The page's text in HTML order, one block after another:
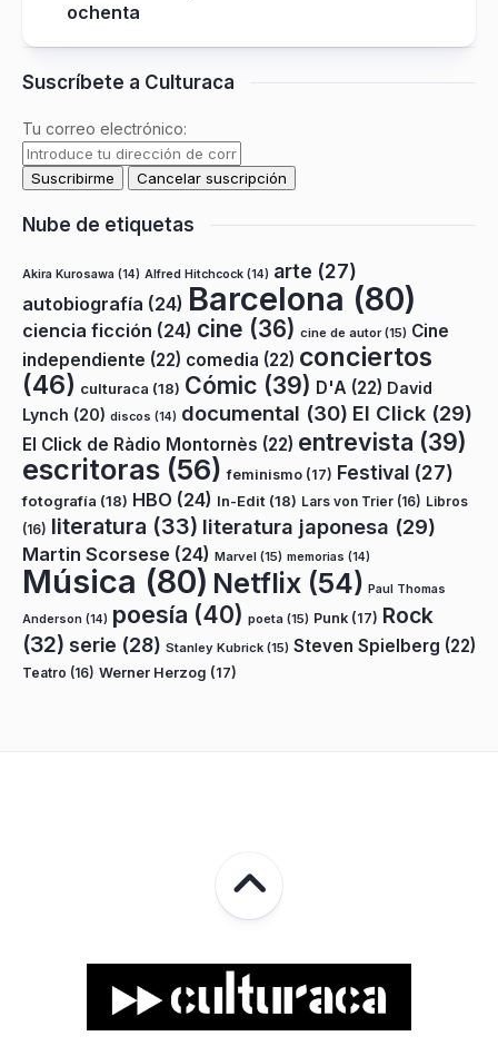
ochenta
Suscríbete a Culturaca
Tu correo electrónico:
Nube de etiquetas
Akira Kurosawa (14) Alfred Hitchcock (14) arte (27)
autobiografía (24) Barcelona (80)
ciencia ficción (24) cine (36) cine de autor(15) Cine
independiente (22) comedia (22) conciertos
(46) culturaca (18) Cómic (39) D'A (22) David
Lynch (20) discos (14) documental (30) El Click (29)
El Click de Ràdio Montornès (22) entrevista (39)
escritoras (56) feminismo (17) Festival (27)
fotografía (18) HBO (24) In-Edit (18) Lars von Trier (16) Libros
(16) literatura (33) literatura japonesa (29)
Martin Scorsese (24) Marvel (15) memorias (14)
Música (80) Netflix (54) Paul Thomas
Anderson (14) poesía (40) poeta (15) Punk (17) Rock
(32) serie (28) Stanley Kubrick (15) Steven Spielberg (22)
Teatro (16) Werner Herzog (17)